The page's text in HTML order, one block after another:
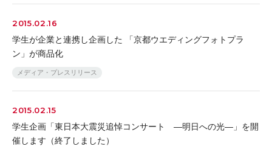
2015.02.16
学生が企業と連携し企画した 「京都ウエディングフォトプラ
ン」が商品化
メディア・プレスリリース
2015.02.15
学生企画「東日本大震災追悼コンサート ―明日への光―」を開
催します（終了しました）